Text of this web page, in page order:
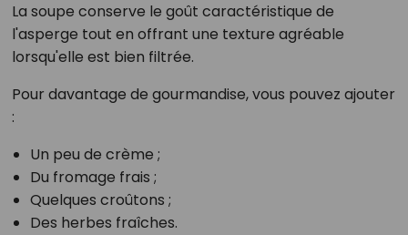
La soupe conserve le goût caractéristique de
l'asperge tout en offrant une texture agréable
lorsqu'elle est bien filtrée.
Pour davantage de gourmandise, vous pouvez ajouter
:
Un peu de crème ;
Du fromage frais ;
Quelques croûtons ;
Des herbes fraîches.